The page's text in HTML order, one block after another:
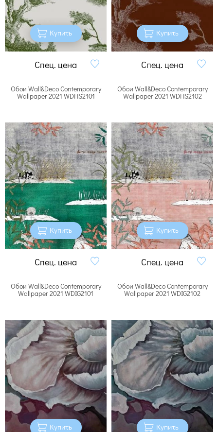
Купить
Спец. цена
Купить
Спец. цена
Обои Wall&Deco Contemporary
Wallpaper 2021 WDHS2101
Купить
Спец. цена
Обои Wall&Deco Contemporary
Wallpaper 2021 WDHS2102
Купить
Спец. цена
Обои Wall&Deco Contemporary
Wallpaper 2021 WDIG2101
Купить
Обои Wall&Deco Contemporary
Wallpaper 2021 WDIG2102
Купить